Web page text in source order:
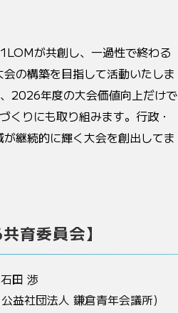
が共創し、一過性で終わる
の構築を目指して活動いたしま
2026年度の大会価値向上だけで
くりにも取り組みます。行政・
継続的に輝く大会を創出してま
育委員会】
田 渉
益社団法人 鎌倉青年会議所)